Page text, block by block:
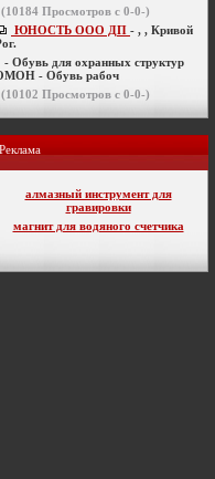
(10184 Просмотров с 0-0-)
ЮНОСТЬ ООО ДП - , , Кривой
- Обувь для охранных структур
- Обувь рабоч
(10102 Просмотров с 0-0-)
Реклама
алмазный инструмент для
гравировки
магнит для водяного счетчика